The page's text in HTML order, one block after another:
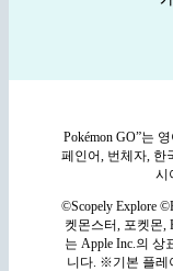
Pokémon GO”는
페인어, 번체자, 한
시
©Scopely Explore
켓몬스터, 포켓몬,
는 Apple Inc.의 상
니다. ※기본 플레